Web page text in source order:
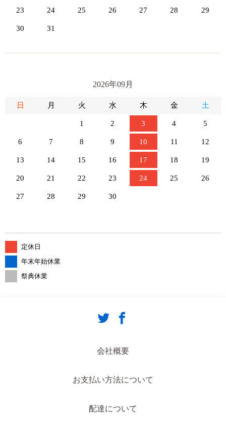
23 24 25 26 27 28 29
30 31
2026年09月
日 月 火 水 木 金 土
1 2 3 4 5
6 7 8 9 10 11 12
13 14 15 16 17 18 19
20 21 22 23 24 25 26
27 28 29 30
定休日
年末年始休業
祭典休業
会社概要
お支払い方法について
配達について